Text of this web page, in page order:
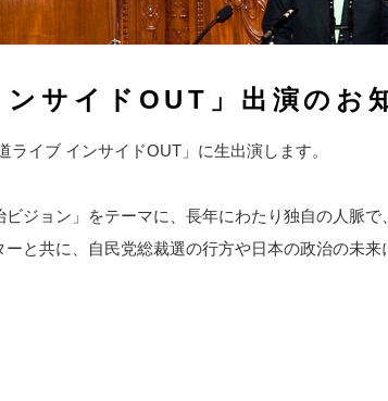
ンサイドOUT」出演のお
イブ インサイドOUT」に生出演します。
ビジョン」をテーマに、長年にわたり独自の人脈
と共に、自民党総裁選の行方や日本の政治の未来